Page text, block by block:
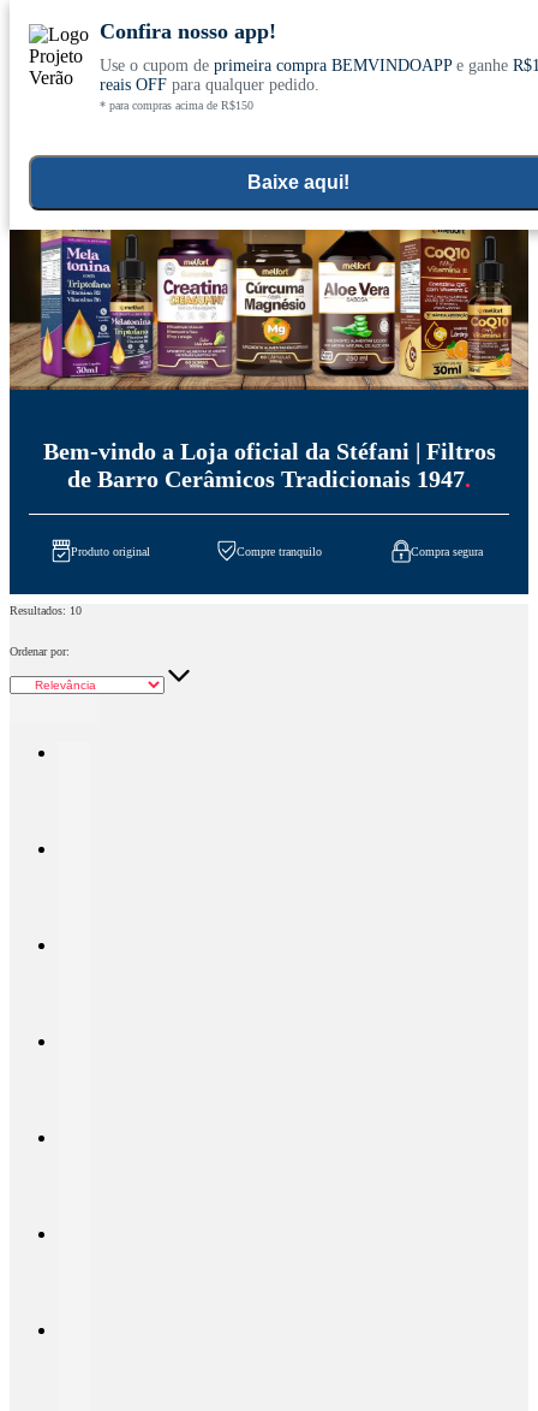
Conheça nosso site novo! E comemore com 0
Confira nosso app!
Use o cupom de primeira compra BEMVINDOAPPe ganhe
reais OFFpara qualquer pedido.
* para compras acima de R$150
Baixe aqui!
Home>Stefani
Bem-vindo a Loja oficial da Stéfani | Filtros
de Barro Cerâmicos Tradicionais 1947.
Produto original Compre tranquilo Compra segura
Resultados: 10
Ordenar por: